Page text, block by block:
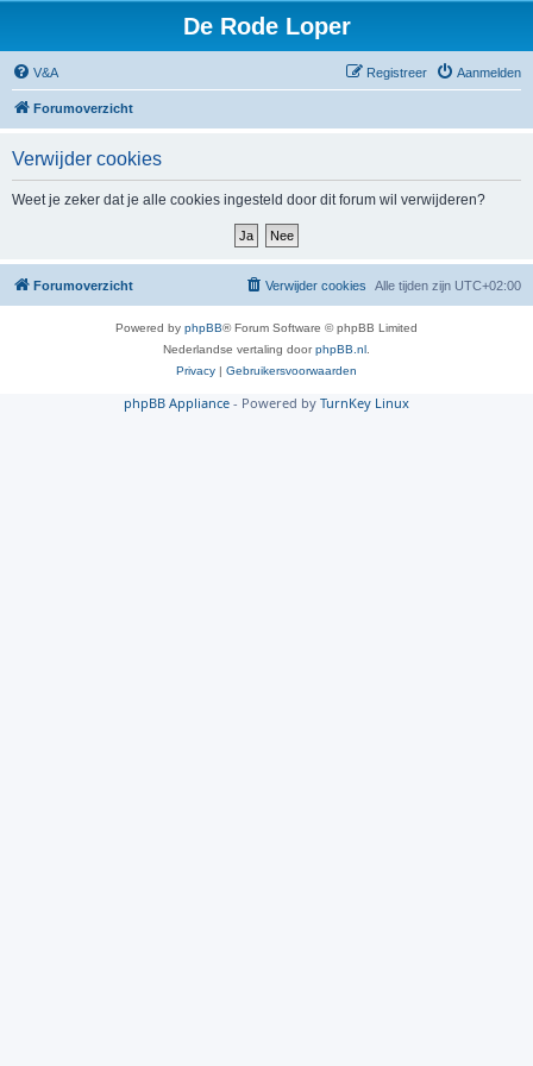
De Rode Loper
V&A Aanmelden
Registreer
Forumoverzicht
Verwijder cookies
Weet je zeker dat je alle cookies ingesteld door dit forum wil verwijderen?
Forumoverzicht Alle tijden zijn UTC+02:00
Verwijder cookies
Powered by phpBB® Forum Software © phpBB Limited
Nederlandse vertaling doorphpBB.nl
Privacy | Gebruikersvoorwaarden
phpBB Appliance - Powered by TurnKey Linux